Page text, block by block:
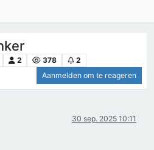
2 378
2
Aanmelden om te reageren
30 sep. 2025 10:11